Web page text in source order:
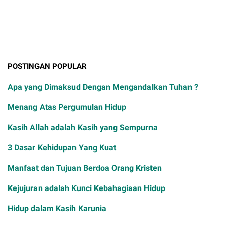
POSTINGAN POPULAR
Apa yang Dimaksud Dengan Mengandalkan Tuhan ?
Menang Atas Pergumulan Hidup
Kasih Allah adalah Kasih yang Sempurna
3 Dasar Kehidupan Yang Kuat
Manfaat dan Tujuan Berdoa Orang Kristen
Kejujuran adalah Kunci Kebahagiaan Hidup
Hidup dalam Kasih Karunia